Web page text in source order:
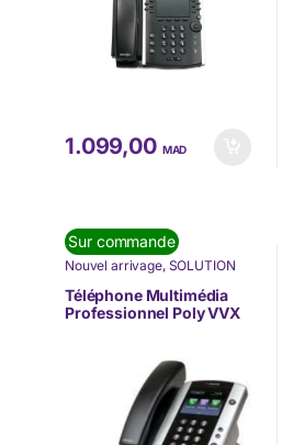
1.099,00 MAD
Sur commande
Nouvel arrivage, SOLUTION
DE COMMUNICATION
TÉLÉPHONIE ,Téléphonie IP
(VoIP)
Téléphone Multimédia
Professionnel Poly VVX